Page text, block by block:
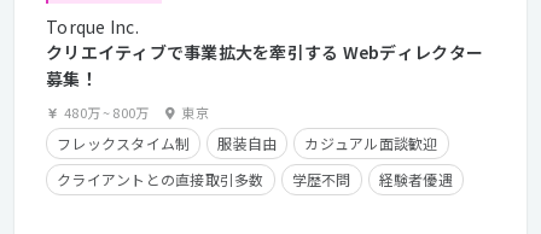
Torque Inc.
クリエイティブで事業拡大を牽引する Webディレクター
募集！
480万~800万 東京
フレックスタイム制 服装自由
カジュアル面談歓迎
クライアントとの直接取引多数
学歴不問
経験者優遇